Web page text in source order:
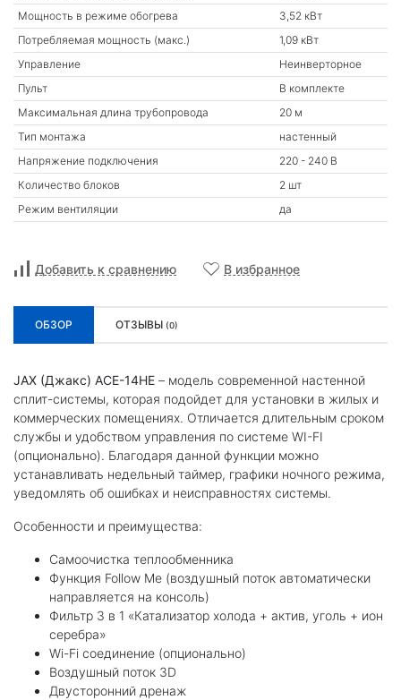
Мощность в режиме обогрева
3,52 кВт
Потребляемая мощность (макс.)
1,09 кВт
Управление
Неинверторное
Пульт
В комплекте
Максимальная длина трубопровода
20 м
Тип монтажа
настенный
Напряжение подключения
220 - 240 В
Количество блоков
2 шт
Режим вентиляции
да
Добавить к сравнению В избранное
ОБЗОР ОТЗЫВЫ (0)
JAX (Джакс) ACE-14HE – модель современной настенной
сплит-системы, которая подойдет для установки в жилых и
коммерческих помещениях. Отличается длительным сроком
службы и удобством управления по системе WI-FI
(опционально). Благодаря данной функции можно
устанавливать недельный таймер, графики ночного режима,
уведомлять об ошибках и неисправностях системы.
Особенности и преимущества:
Самоочистка теплообменника
Функция Follow Me (воздушный поток автоматически
направляется на консоль)
Фильтр 3 в 1 «Катализатор холода + актив, уголь + ион
серебра»
Wi-Fi соединение (опционально)
Воздушный поток 3D
Двусторонний дренаж